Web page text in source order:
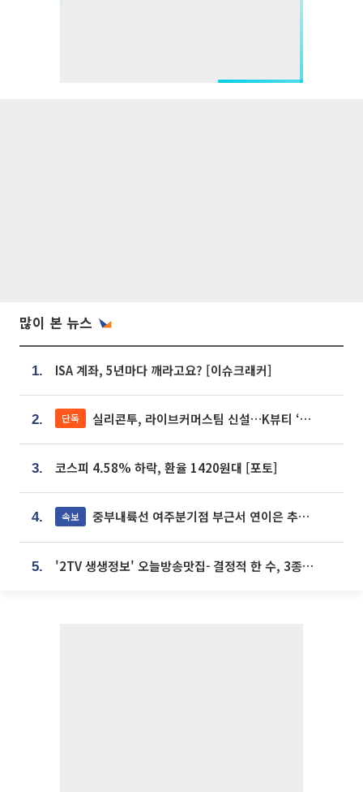
많이 본 뉴스
1. ISA 계좌, 5년마다 깨라고요? [이슈크래커]
2. 단독 실리콘투, 라이브커머스팀 신설…K뷰티 ‘글로벌 판매망’ 확대[K뷰티 라방戰]
3. 코스피 4.58% 하락, 환율 1420원대 [포토]
4. 속보 중부내륙선 여주분기점 부근서 연이은 추돌사고 발생
5. '2TV 생생정보' 오늘방송맛집- 결정적 한 수, 3종 메밀면! 메밀 소바 맛집 '의○○○○'